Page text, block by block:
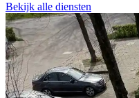
Bekijk alle diensten